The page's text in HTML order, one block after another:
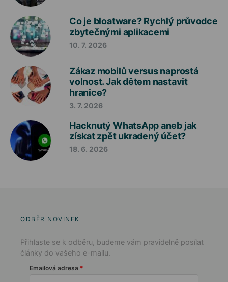
Co je bloatware? Rychlý průvodce
zbytečnými aplikacemi
10. 7. 2026
Zákaz mobilů versus naprostá
volnost. Jak dětem nastavit
hranice?
3. 7. 2026
Hacknutý WhatsApp aneb jak
získat zpět ukradený účet?
18. 6. 2026
ODBĚR NOVINEK
Přihlaste se k odběru, budeme vám pravidelně posílat
články do vašeho e-mailu.
Emailová adresa